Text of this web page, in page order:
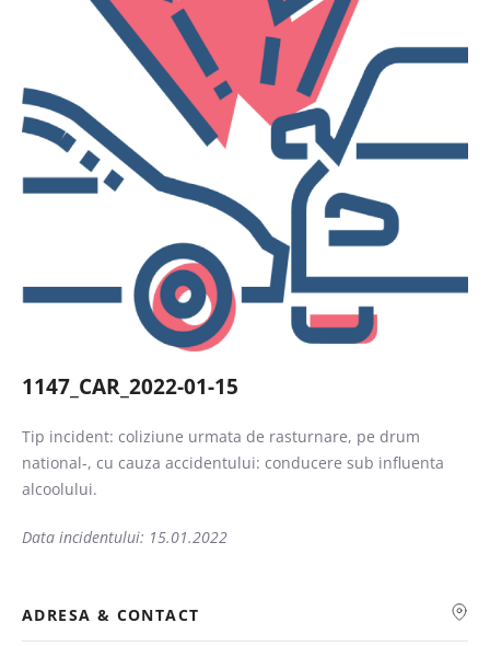
Caută
1147_CAR_2022-01-15
Tip incident: coliziune urmata de rasturnare, pe drum
national-, cu cauza accidentului: conducere sub influenta
alcoolului.
Data incidentului: 15.01.2022
ADRESA & CONTACT